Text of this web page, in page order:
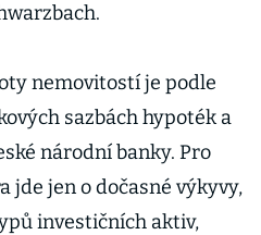
nemovitostí je podle
sazbách hypoték a
národní banky. Pro
jde jen o dočasné výkyvy,
investičních aktiv,